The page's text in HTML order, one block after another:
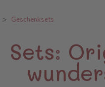
Geschenksets
Sets: